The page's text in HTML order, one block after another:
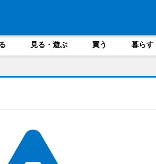
見る・遊ぶ 買う 暮らす